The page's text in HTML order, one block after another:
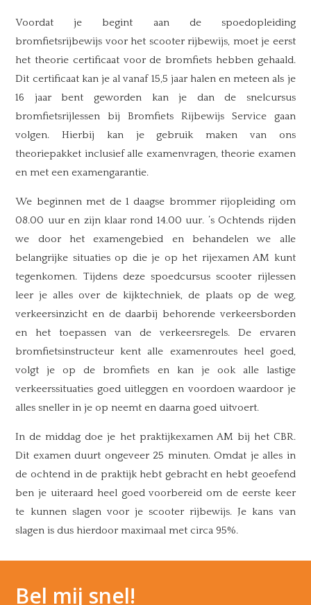
Voordat je begint aan de spoedopleiding
bromfietsrijbewijs voor het scooter rijbewijs, moet je eerst
het theorie certificaat voor de bromfiets hebben gehaald.
Dit certificaat kan je al vanaf 15,5 jaar halen en meteen als je
16 jaar bent geworden kan je dan de snelcursus
bromfietsrijlessen bij Bromfiets Rijbewijs Service gaan
volgen. Hierbij kan je gebruik maken van ons
theoriepakket inclusief alle examenvragen, theorie examen
en met een examengarantie.
We beginnen met de 1 daagse brommer rijopleiding om
08.00 uur en zijn klaar rond 14.00 uur. ’s Ochtends rijden
we door het examengebied en behandelen we alle
belangrijke situaties op die je op het rijexamen AM kunt
tegenkomen. Tijdens deze spoedcursus scooter rijlessen
leer je alles over de kijktechniek, de plaats op de weg,
verkeersinzicht en de daarbij behorende verkeersborden
en het toepassen van de verkeersregels. De ervaren
bromfietsinstructeur kent alle examenroutes heel goed,
volgt je op de bromfiets en kan je ook alle lastige
verkeerssituaties goed uitleggen en voordoen waardoor je
alles sneller in je op neemt en daarna goed uitvoert.
In de middag doe je het praktijkexamen AM bij het CBR.
Dit examen duurt ongeveer 25 minuten. Omdat je alles in
de ochtend in de praktijk hebt gebracht en hebt geoefend
ben je uiteraard heel goed voorbereid om de eerste keer
te kunnen slagen voor je scooter rijbewijs. Je kans van
slagen is dus hierdoor maximaal met circa 95%.
Bel mij snel!